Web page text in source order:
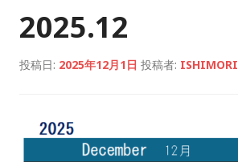
2025.12
投稿日: 2025年12月1日 投稿者: ISHIMORI